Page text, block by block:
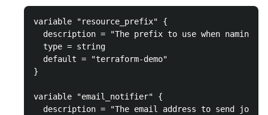
variable "resource_prefix" {
description = "The prefix to use when naming
  type = string
  default = "terraform-demo"
}
variable "email_notifier" {
description = "The email address to send job